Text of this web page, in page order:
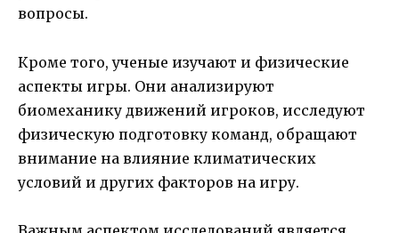
вопросы.
Кроме того, ученые изучают и физические
аспекты игры. Они анализируют
биомеханику движений игроков, исследуют
физическую подготовку команд, обращают
внимание на влияние климатических
условий и других факторов на игру.